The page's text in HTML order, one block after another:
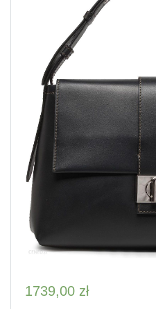
1739,00 zł